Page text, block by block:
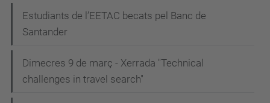
Estudiants de l’EETAC becats pel Banc de
Santander
Dimecres 9 de març - Xerrada "Technical
challenges in travel search"